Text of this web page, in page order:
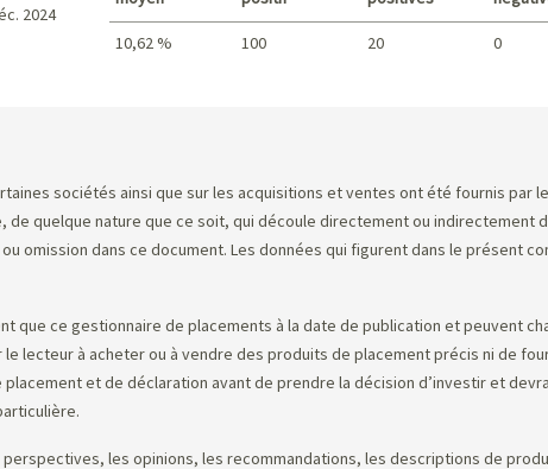
2024
10,62 % 100 20 0
sociétés ainsi que sur les acquisitions et ventes ont été fournis par
quelque nature que ce soit, qui découle directement ou indirectement
omission dans ce document. Les données qui figurent dans le présent
que ce gestionnaire de placements à la date de publication et peuvent
lecteur à acheter ou à vendre des produits de placement précis ni de
et de déclaration avant de prendre la décision d’investir et
les opinions, les recommandations, les descriptions de